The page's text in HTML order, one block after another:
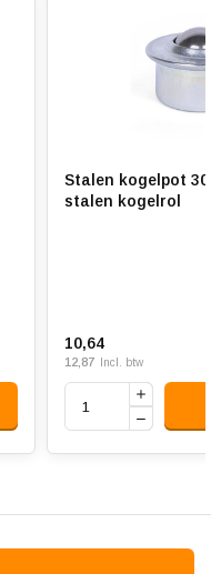
Stalen kogelpot
stalen kogelrol
10,64
12,87 Incl. btw